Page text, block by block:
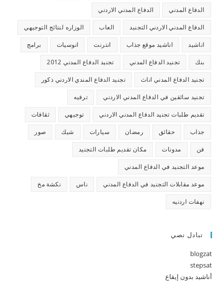
الدفاع المدني الدفاع المدني الاردني
الدفاع المدني الاردني التجنيد العاب الوزاره لنتائج التوجيهي
اناشيد اناشيد موقع جذاب انترنت انوسيات برامج
بنك تجنيد الدفاع المدني تجنيد الدفاع المدني 2012
تجنيد الدفاع المدني اناث تجنيد الدفاع المندي الاردني ذكور
تجنيد سائقين في الدفاع المدني الاردني ترفيه
تقديم طلبات تجنيد الدفاع المدني الاردني توجيهي ثقافات
جذاب حقائق رمضان سيارات شيك صور
فن مدونات مكان تقديم طلبات التجنيد
موعد التجنيد في الدفاع المدني
موعد مقابلات التجنيد في الدفاع المدني ناس نكشة مخ
نهفات اردنيه
تبادل نصي
blogzat
stepsat
أناشيد بدون إيقاع